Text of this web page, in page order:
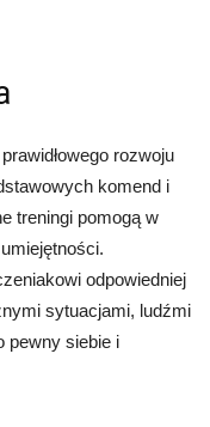
rozwoju
komend i
treningi pomogą w
odpowiedniej
sytuacjami, ludźmi
pewny siebie i